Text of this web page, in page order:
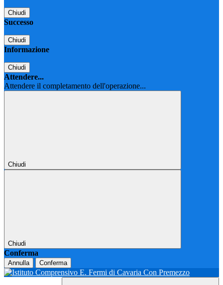
Chiudi
Successo
Chiudi
Informazione
Chiudi
Attendere...
Attendere il completamento dell'operazione...
Chiudi
Chiudi
Conferma
Annulla Conferma